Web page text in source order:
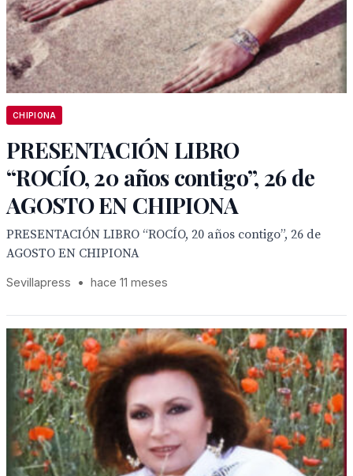
CHIPIONA
PRESENTACIÓN LIBRO
“ROCÍO, 20 años contigo”, 26 de
AGOSTO EN CHIPIONA
PRESENTACIÓN LIBRO “ROCÍO, 20 años contigo”, 26 de
AGOSTO EN CHIPIONA
Sevillapress • hace 11 meses